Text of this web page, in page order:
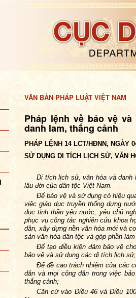
VĂN BẢN PHÁP LUẬT VIỆT NAM
Pháp lệnh về bảo vệ
danh lam, thắng cảnh
PHÁP LỆNH 14 LCT/HĐNN, NGÀY
SỬ DỤNG DI TÍCH LỊCH SỬ, VĂN
Di tích lịch sử, văn hóa và danh
lâu đời của dân tộc Việt Nam.
Để bảo vệ và sử dụng có hiệu
việc giáo dục truyền thống dựng
dục tinh thần yêu nước, yêu chủ
phục vụ công tác nghiên cứu khoa
dân, xây dựng nền văn hóa mới và
sản văn hóa dân tộc và góp phần
Để tạo điều kiện đảm bảo vệ
bảo vệ và sử dụng các di tích lịch
Để đề cao trách nhiệm của các
dân và mọi công dân trong việc
thắng cảnh;
Căn cứ vào Điều 46 và Điều